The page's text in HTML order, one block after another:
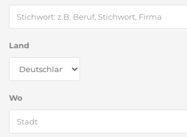
Land
Wo